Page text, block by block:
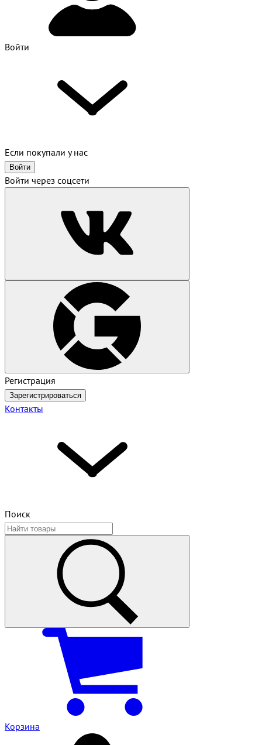
Войти
Если покупали у нас
Войти
Войти через соцсети
Регистрация
Зарегистрироваться
Контакты
Поиск
Корзина